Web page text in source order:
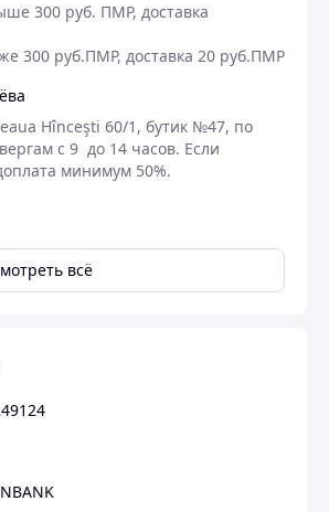
300 руб. ПМР, доставка
300 руб.ПМР, доставка 20 руб.ПМР
Hînceşti 60/1, бутик №47, по
с 9  до 14 часов. Если
минимум 50%.
всё